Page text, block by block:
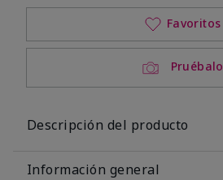
Pruébalo
Favoritos
Descripción del producto
Información general